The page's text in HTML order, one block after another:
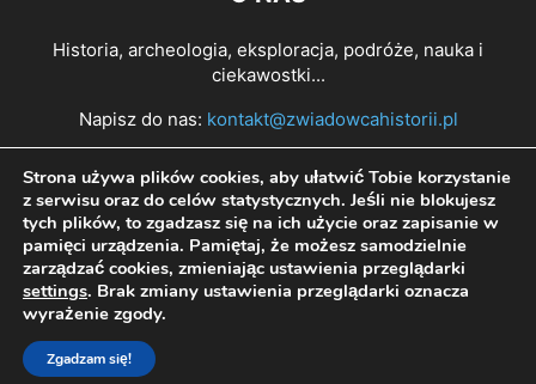
Historia, archeologia, eksploracja, podróże, nauka i
ciekawostki...
Napisz do nas: kontakt@zwiadowcahistorii.pl
PODĄŻAJ ZA NAMI
© All right reserved Zwiadowca Historii 2022
Strona używa plików cookies, aby ułatwić Tobie korzystanie
z serwisu oraz do celów statystycznych. Jeśli nie blokujesz
tych plików, to zgadzasz się na ich użycie oraz zapisanie w
pamięci urządzenia. Pamiętaj, że możesz samodzielnie
zarządzać cookies, zmieniając ustawienia przeglądarki
settings. Brak zmiany ustawienia przeglądarki oznacza
wyrażenie zgody.
Zgadzam się!